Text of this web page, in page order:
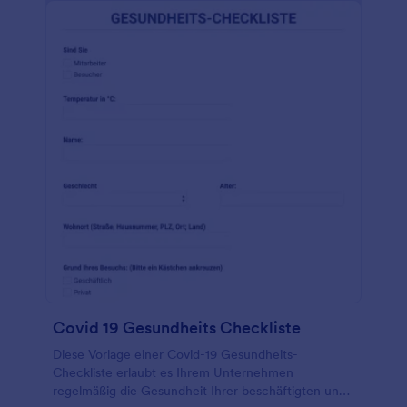
bietet über 100 App Integrationen an, darunter
optional HIPAA-konforme Software wie Google
Drive und Dropbox. Reduzieren Sie Ihren
Papierverbrauch und erleichtern Sie die
Ernährungsberatung, das sie auf jedem Gerät
Covid 19 Gesundheits Checkliste
Diese Vorlage einer Covid-19 Gesundheits-
Checkliste erlaubt es Ihrem Unternehmen
regelmäßig die Gesundheit Ihrer beschäftigten und